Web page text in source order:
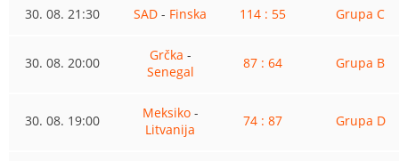
30. 08. 21:30 SAD - Finska 114 : 55 Grupa C
30. 08. 20:00 Grčka -
Senegal
87 : 64 Grupa B
30. 08. 19:00 Meksiko-
Litvanija
74 : 87 Grupa D